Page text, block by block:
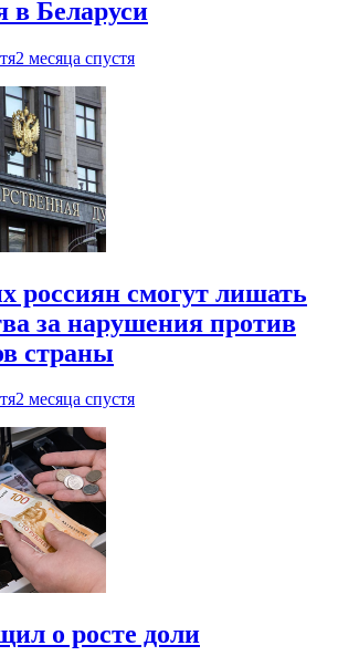
в Беларуси
2 месяца спустя
россиян смогут лишать
за нарушения против
страны
2 месяца спустя
о росте доли